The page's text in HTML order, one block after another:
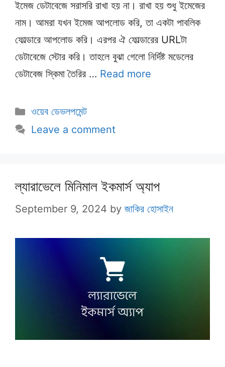
ইমেজ ডেটাবেজে সরাসরি রাখা হয় না। রাখা হয় শুধু ইমেজের
নাম। আমরা যখন ইমেজ আপলোড করি, তা একটা পাবলিক
ফোল্ডারে আপলোড করি। এরপর ঐ ফোল্ডারের URLটা
ডেটাবেজে স্টোর করি। তাহলে বুঝা গেলো নির্দিষ্ট মডেলের
ডেটাবেজ স্কিমা তৈরির … Read more
Categories
ওয়েব ডেভলপমেন্ট
Leave a comment
ল্যারাভেলে মিনিমাল ইকমার্স অ্যাপ
September 9, 2024 by জাকির হোসাইন